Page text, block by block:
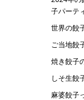
子パーテ
世界の餃
ご当地餃
焼き餃子
しそ生餃
麻婆餃子